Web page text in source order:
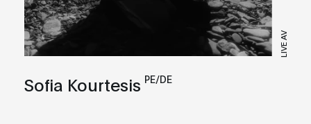
LIVE AV
Sofia Kourtesis PE/DE